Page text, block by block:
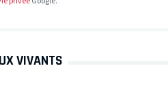
VIVANTS